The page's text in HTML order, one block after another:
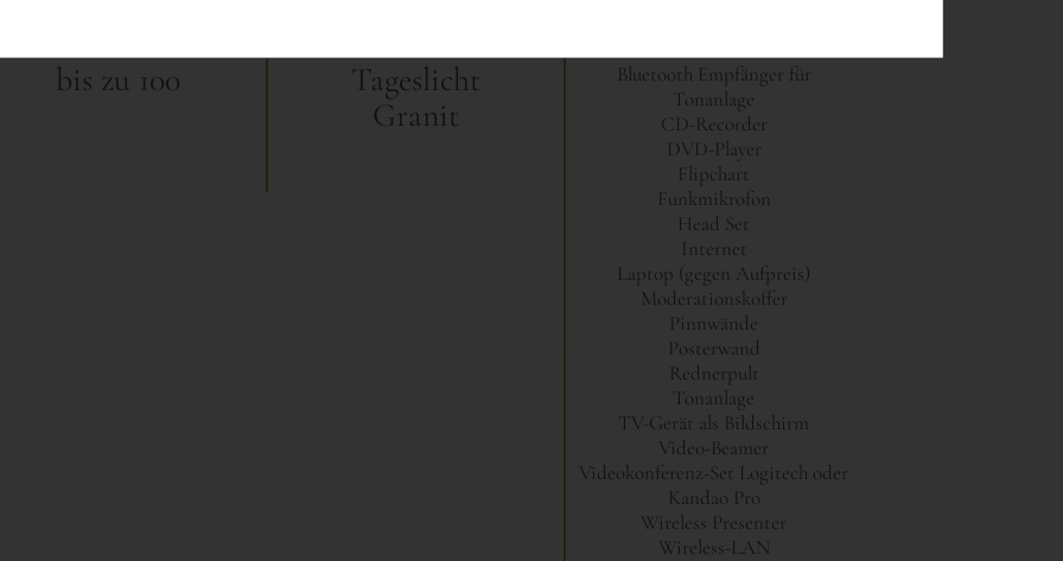
bis zu 100
Tageslicht
Granit
Bluetooth Empfänger für
Tonanlage
CD-Recorder
DVD-Player
Flipchart
Funkmikrofon
Head Set
Internet
Laptop (gegen Aufpreis)
Moderationskoffer
Pinnwände
Posterwand
Rednerpult
Tonanlage
TV-Gerät als Bildschirm
Video-Beamer
Videokonferenz-Set Logitech oder
Kandao Pro
Wireless Presenter
Wireless-LAN